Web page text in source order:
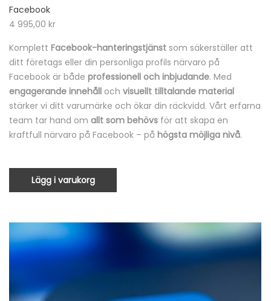
Facebook
4 995,00 kr
Komplett Facebook-hanteringstjänst som säkerställer att
ditt företags eller din personliga profils närvaro på
Facebook är både professionell och inbjudande. Med
engagerande innehåll och visuellt tilltalande material
stärker vi ditt varumärke och ökar din räckvidd. Vårt erfarna
team tar hand om allt som behövs för att skapa en
kraftfull närvaro på Facebook – på högsta möjliga nivå.
Lägg i varukorg